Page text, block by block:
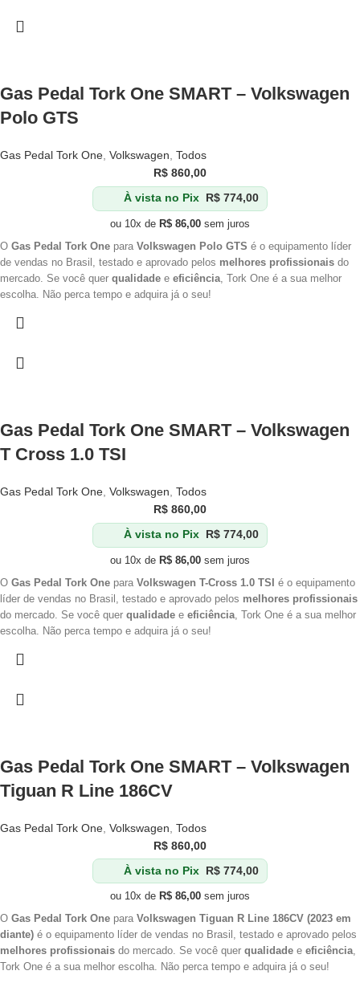
Gas Pedal Tork One SMART – Volkswagen
Polo GTS
Gas Pedal Tork One Volkswagen Todos
R$ 860,00
À vista no Pix R$ 774,00
ou 10x de R$86,00sem juros
O Gas Pedal Tork One para Volkswagen Polo GTS é o equipamento líder
de vendas no Brasil, testado e aprovado pelos melhores profissionais do
mercado. Se você quer qualidade e eficiência, Tork One é a sua melhor
escolha. Não perca tempo e adquira já o seu!
Gas Pedal Tork One SMART – Volkswagen
T Cross 1.0 TSI
Gas Pedal Tork One Volkswagen Todos
R$ 860,00
À vista no Pix R$ 774,00
ou 10x de R$86,00sem juros
O Gas Pedal Tork One para Volkswagen T-Cross 1.0 TSI
é o equipamento
líder de vendas no Brasil, testado e aprovado pelos melhores profissionais
do mercado. Se você quer qualidade e eficiência , Tork One é a sua melhor
escolha. Não perca tempo e adquira já o seu!
Gas Pedal Tork One SMART – Volkswagen
Tiguan R Line 186CV
Gas Pedal Tork One Volkswagen Todos
R$ 860,00
À vista no Pix R$ 774,00
ou 10x de R$86,00sem juros
O Gas Pedal Tork One para Volkswagen Tiguan R Line 186CV (2023 em
diante) é o equipamento líder de vendas no Brasil, testado e aprovado pelos
melhores profissionais do mercado. Se você quer qualidade e eficiência,
Tork One é a sua melhor escolha. Não perca tempo e adquira já o seu!